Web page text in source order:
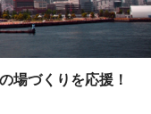
場づくりを応援！